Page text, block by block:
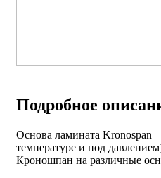
Подробное
Основа ламината Kronospan
температуре и под
Кроношпан на различные